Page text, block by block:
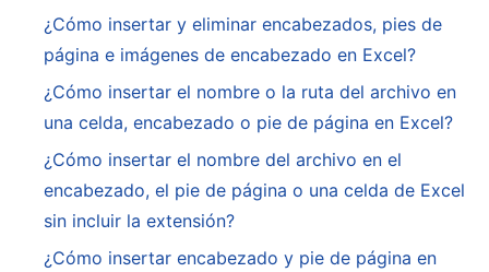
¿Cómo insertar y eliminar encabezados, pies de
página e imágenes de encabezado en Excel?
¿Cómo insertar el nombre o la ruta del archivo en
una celda, encabezado o pie de página en Excel?
¿Cómo insertar el nombre del archivo en el
encabezado, el pie de página o una celda de Excel
sin incluir la extensión?
¿Cómo insertar encabezado y pie de página en